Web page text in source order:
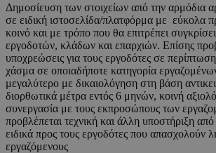
Δημοσίευση των στοιχείων από την αρμόδια
σε ειδική ιστοσελίδα/πλατφόρμα με εύκολα
κοινό και με τρόπο που θα επιτρέπει
εργοδοτών, κλάδων και επαρχιών. Επίσης
υποχρεώσεις για τους εργοδότες σε
χάσμα σε οποιαδήποτε κατηγορία
μεγαλύτερο με δικαιολόγηση στη βάση
διορθωτικά μέτρα εντός 6 μηνών, κοινή
συνεργασία με τους εκπροσώπους των
προβλέπεται τεχνική και άλλη υποστήριξη
ειδικά προς τους εργοδότες που απασχολούν
εργαζόμενους